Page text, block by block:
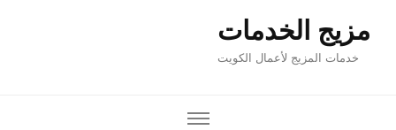
مزيج الخدمات
خدمات المزيج لأعمال الكويت